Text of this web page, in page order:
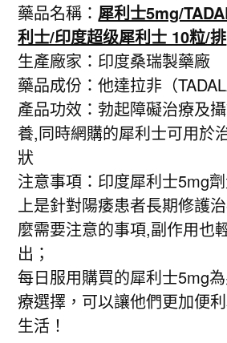
藥品名稱：犀利士5mg/
利士/印度超级犀利士 10粒/排
生產廠家：印度桑瑞製藥廠
藥品成份：他達拉非（
產品功效：勃起障礙治療及
養,同時網購的犀利士可用於
狀
注意事項：印度犀利士5mg
上是針對陽痿患者長期修護
麼需要注意的事項,副作用也
出；
每日服用購買的犀利士5mg
療選擇，可以讓他們更加便
生活！